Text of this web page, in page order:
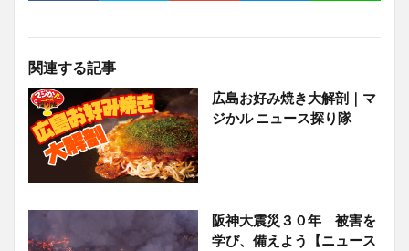
関連する記事
広島お好み焼き大解剖｜マ
ジかル ニュース探り隊
阪神大震災３０年 被害を
学び、備えよう【ニュース